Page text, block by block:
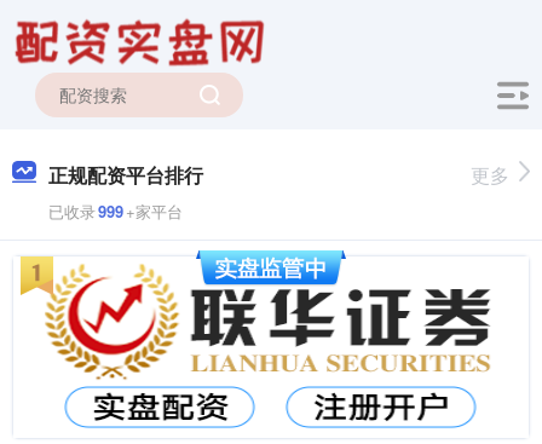
正规配资平台排行
已收录999+家平台
更多